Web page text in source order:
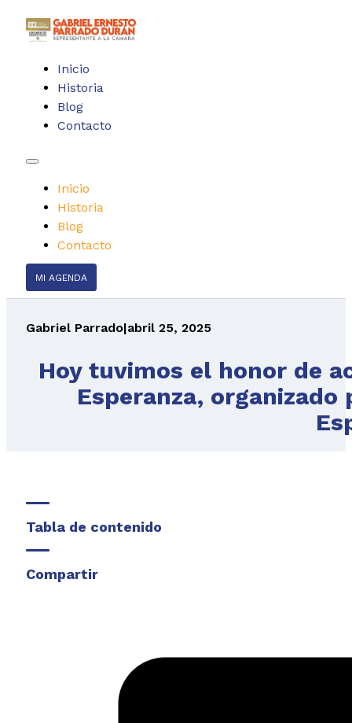
Inicio
Historia
Blog
Contacto
Inicio
Historia
Blog
Contacto
MI AGENDA
Gabriel Parrado|abril 25, 2025
Hoy tuvimos el honor de
Esperanza,
Tabla de contenido
Compartir